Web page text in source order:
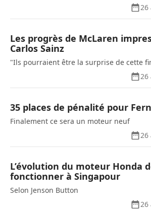
26
Les progrès de McLaren
Carlos Sainz
"Ils pourraient être la surprise de cette
26
35 places de pénalité pour
Finalement ce sera un moteur neuf
26
L’évolution du moteur Honda
fonctionner à Singapour
Selon Jenson Button
26